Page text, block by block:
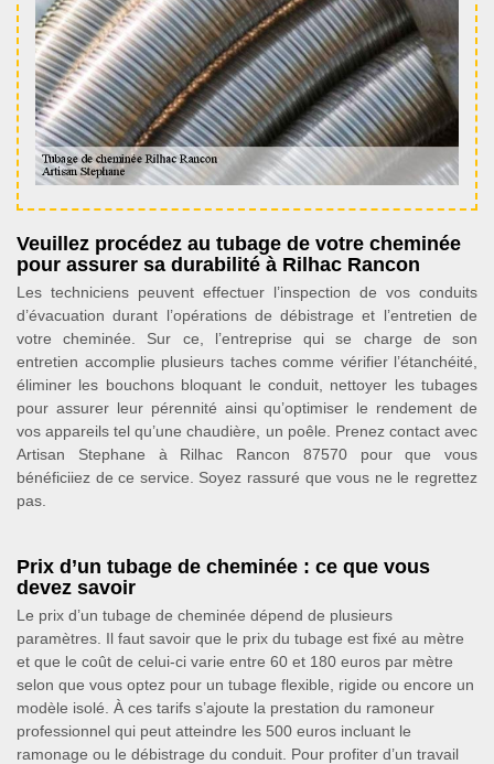
Veuillez procédez au tubage de votre cheminée
pour assurer sa durabilité à Rilhac Rancon
Les techniciens peuvent effectuer l’inspection de vos conduits
d’évacuation durant l’opérations de débistrage et l’entretien de
votre cheminée. Sur ce, l’entreprise qui se charge de son
entretien accomplie plusieurs taches comme vérifier l’étanchéité,
éliminer les bouchons bloquant le conduit, nettoyer les tubages
pour assurer leur pérennité ainsi qu’optimiser le rendement de
vos appareils tel qu’une chaudière, un poêle. Prenez contact avec
Artisan Stephane à Rilhac Rancon 87570 pour que vous
bénéficiiez de ce service. Soyez rassuré que vous ne le regrettez
pas.
Prix d’un tubage de cheminée : ce que vous
devez savoir
Le prix d’un tubage de cheminée dépend de plusieurs
paramètres. Il faut savoir que le prix du tubage est fixé au mètre
et que le coût de celui-ci varie entre 60 et 180 euros par mètre
selon que vous optez pour un tubage flexible, rigide ou encore un
modèle isolé. À ces tarifs s’ajoute la prestation du ramoneur
professionnel qui peut atteindre les 500 euros incluant le
ramonage ou le débistrage du conduit. Pour profiter d’un travail